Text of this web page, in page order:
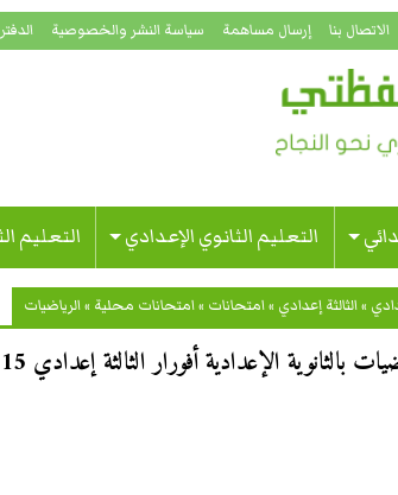
الاتصال بنا إرسال مساهمة سياسة النشر والخصوصية
التعليم الثانوي الإعدادي التعليم
»الثالثة إعدادي »امتحانات »امتحانات محلية »الرياضيات
بالثانوية الإعدادية أفورار الثالثة إعدادي 2015